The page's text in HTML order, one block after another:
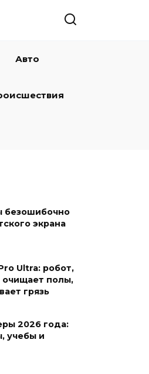
Авто
безошибочно
экрана
Ultra: робот,
очищает полы,
грязь
2026 года:
учебы и